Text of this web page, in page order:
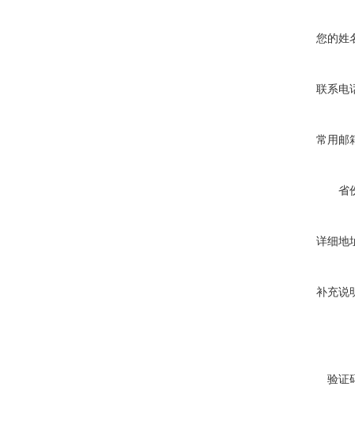
您的姓
联系电
常用邮
省
详细地
补充说
验证